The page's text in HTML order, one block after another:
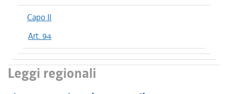
Capo II
Art. 94
Leggi regionali